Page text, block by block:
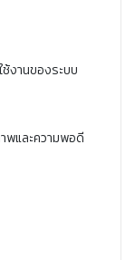
งานของระบบ
พและความพอดี